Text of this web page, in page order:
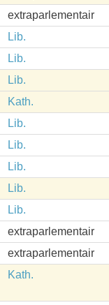
extraparlementair
Lib.
Lib.
Lib.
Kath.
Lib.
Lib.
Lib.
Lib.
Lib.
extraparlementair
extraparlementair
Kath.